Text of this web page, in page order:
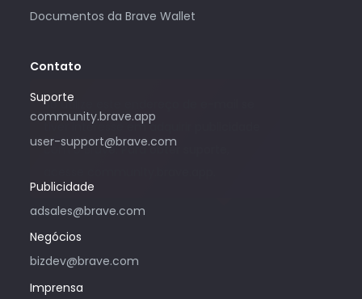
Documentos da Brave Wallet
Contato
Suporte
community.brave.app
user-support@brave.com
Publicidade
adsales@brave.com
Só utilize este endereço de e-mail se
tiver interesse em adquirir publicidade
com o Brave. Para obter suporte,
Negócios
bizdev@brave.com
Imprensa